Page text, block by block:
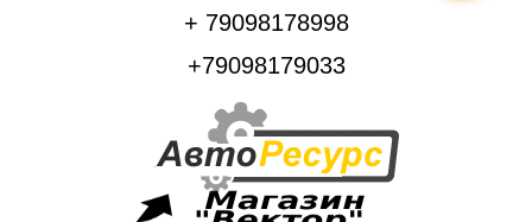
+ 79098178998
+79098179033